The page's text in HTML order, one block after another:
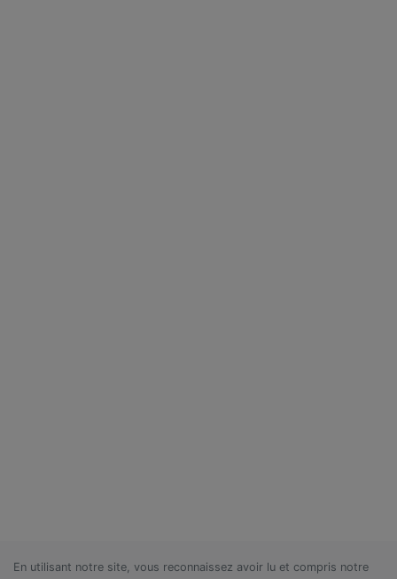
En utilisant notre site, vous reconnaissez avoir lu et compris notre